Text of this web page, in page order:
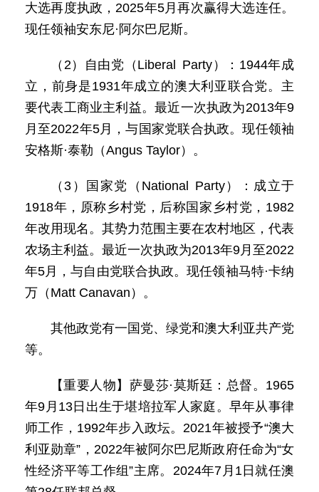
大选再度执政，2025年5月再次赢得大选连任。
现任领袖安东尼·阿尔巴尼斯。
（2）自由党（Liberal Party）：1944年成
立，前身是1931年成立的澳大利亚联合党。主
要代表工商业主利益。最近一次执政为2013年9
月至2022年5月，与国家党联合执政。现任领袖
安格斯·泰勒（Angus Taylor）。
（3）国家党（National Party）：成立于
1918年，原称乡村党，后称国家乡村党，1982
年改用现名。其势力范围主要在农村地区，代表
农场主利益。最近一次执政为2013年9月至2022
年5月，与自由党联合执政。现任领袖马特·卡纳
万（Matt Canavan）。
其他政党有一国党、绿党和澳大利亚共产党
等。
【重要人物】萨曼莎·莫斯廷：总督。1965
年9月13日出生于堪培拉军人家庭。早年从事律
师工作，1992年步入政坛。2021年被授予“澳大
利亚勋章”，2022年被阿尔巴尼斯政府任命为“女
性经济平等工作组”主席。2024年7月1日就任澳